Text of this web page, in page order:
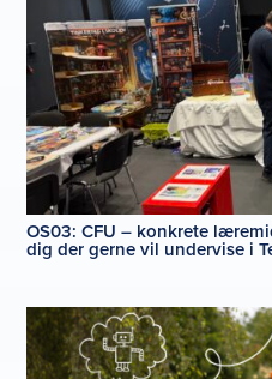
OS03: CFU – konkrete
dig der gerne vil undervise i